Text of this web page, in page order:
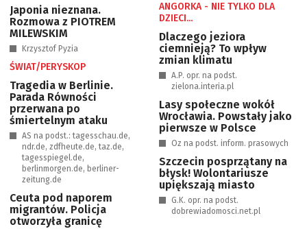
Japonia nieznana.
Rozmowa z PIOTREM
MILEWSKIM
Krzysztof Pyzia
ŚWIAT/PERYSKOP
Tragedia w Berlinie.
Parada Równości
przerwana po
śmiertelnym ataku
AS na podst.: tagesschau.de,
ndr.de, zdfheute.de, taz.de,
tagesspiegel.de,
berlinmorgen.de, berliner-
zeitung.de
Ceuta pod naporem
migrantów. Policja
otworzyła granicę
ANGORKA - NIE TYLKO DLA
DZIECI...
Dlaczego jeziora
ciemnieją? To wpływ
zmian klimatu
A.P. opr. na podst.
zielona.interia.pl
Lasy społeczne wokół
Wrocławia. Powstały jako
pierwsze w Polsce
Oz na podst. inform. prasowych
Szczecin posprzątany na
błysk! Wolontariusze
upiększają miasto
G.K. opr. na podst.
dobrewiadomosci.net.pl